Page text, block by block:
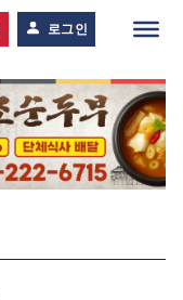
로그인